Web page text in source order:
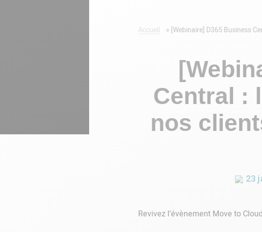
Accueil » [Webinaire] D365 Business
Central :
nos
23
Revivez l’évènement Move to